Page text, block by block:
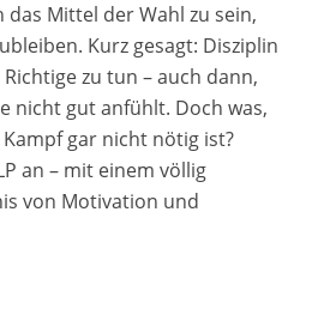
das Mittel der Wahl zu sein,
Kurz gesagt: Disziplin
zu tun – auch dann,
nicht gut anfühlt. Doch was,
gar nicht nötig ist?
an – mit einem völlig
von Motivation und